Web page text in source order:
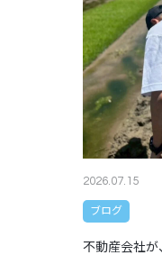
2026.07.15
ブログ
不動産会社が